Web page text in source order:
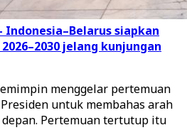
Indonesia–Belarus siapkan
jelang kunjungan
menggelar pertemuan
untuk membahas arah
Pertemuan tertutup itu